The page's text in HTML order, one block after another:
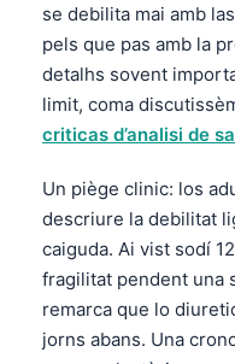
se debilita mai amb
pels que pas amb la
detalhs sovent
limit, coma
criticas d’analisi de
Un piège clinic: los
descriure la debilitat
caiguda. Ai vist sodí
fragilitat pendent una
remarca que lo
jorns abans. Una